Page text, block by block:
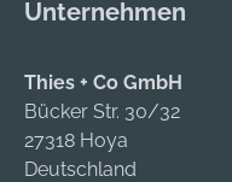
schnellerer
Gegensatz zu
konventionellen
Spiralbohrer-
KonstruktionenSehr
Unternehmen
Thies + Co GmbH
Bücker Str. 30/32
27318 Hoya
Deutschland